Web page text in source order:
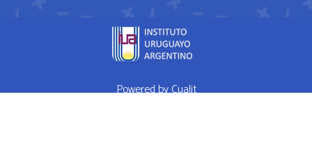
Powered byCualit